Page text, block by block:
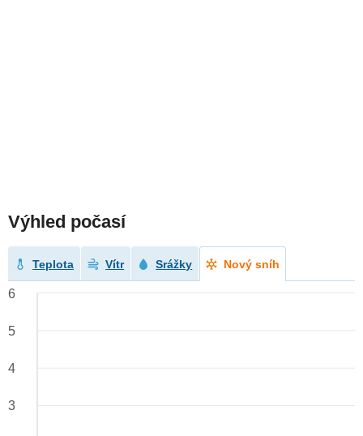
Výhled počasí
Teplota Vítr Srážky Nový sníh
6
5
4
3